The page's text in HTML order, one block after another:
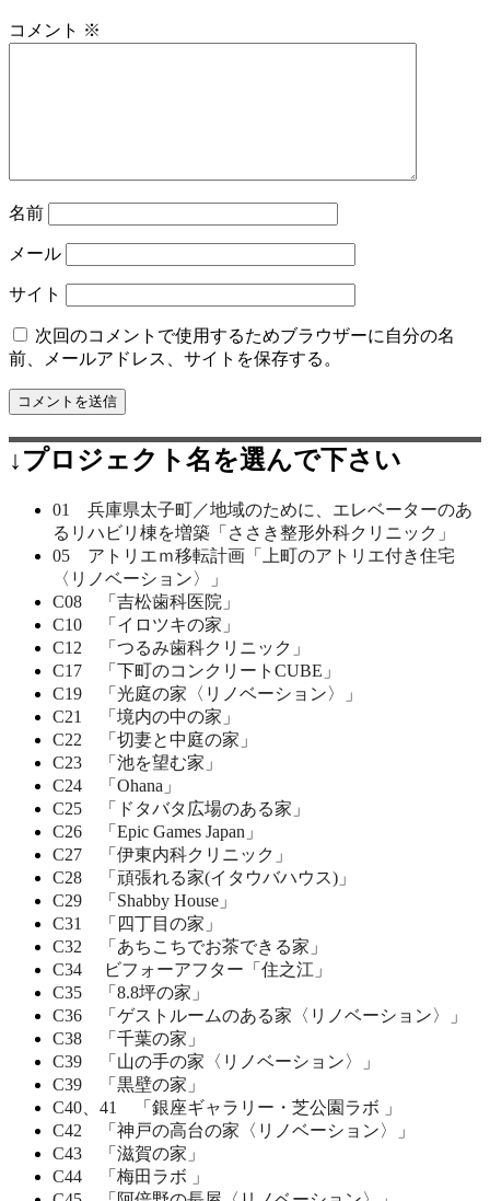
コメント ※
名前
メール
サイト
次回のコメントで使用するためブラウザーに自分の名
前、メールアドレス、サイトを保存する。
↓プロジェクト名を選んで下さい
01 兵庫県太子町／地域のために、エレベーターのあ
るリハビリ棟を増築「ささき整形外科クリニック」
05 アトリエｍ移転計画「上町のアトリエ付き住宅
〈リノベーション〉」
C08 「吉松歯科医院」
C10 「イロツキの家」
C12 「つるみ歯科クリニック」
C17 「下町のコンクリートCUBE」
C19 「光庭の家〈リノベーション〉」
C21 「境内の中の家」
C22 「切妻と中庭の家」
C23 「池を望む家」
C24 「Ohana」
C25 「ドタバタ広場のある家」
C26 「Epic Games Japan」
C27 「伊東内科クリニック」
C28 「頑張れる家(イタウバハウス)」
C29 「Shabby House」
C31 「四丁目の家」
C32 「あちこちでお茶できる家」
C34 ビフォーアフター「住之江」
C35 「8.8坪の家」
C36 「ゲストルームのある家〈リノベーション〉」
C38 「千葉の家」
C39 「山の手の家〈リノベーション〉」
C39 「黒壁の家」
C40、41 「銀座ギャラリー・芝公園ラボ 」
C42 「神戸の高台の家〈リノベーション〉」
C43 「滋賀の家」
C44 「梅田ラボ 」